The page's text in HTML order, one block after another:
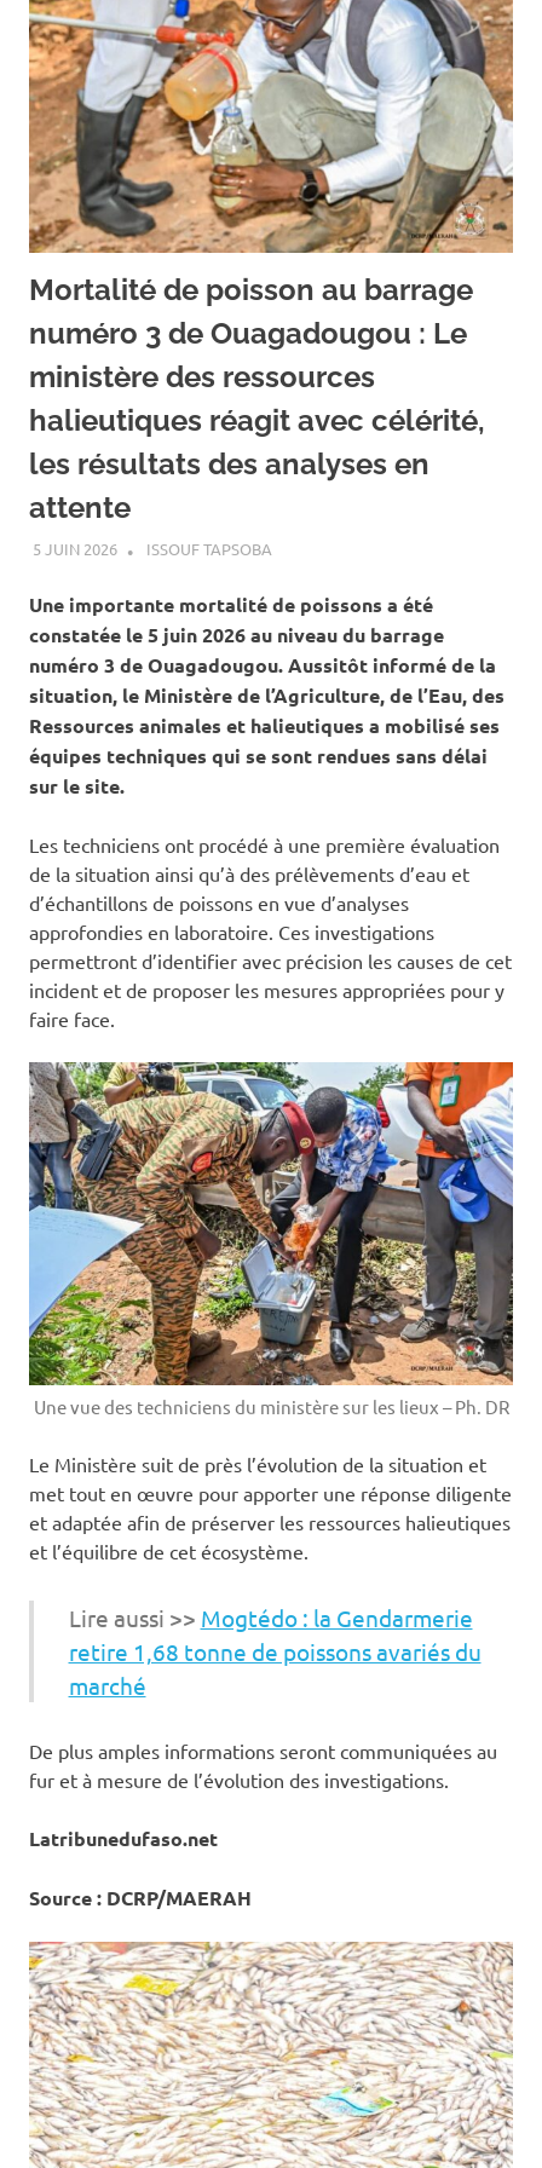
Mortalité de poisson au barrage
numéro 3 de Ouagadougou : Le
ministère des ressources
halieutiques réagit avec célérité,
les résultats des analyses en
attente
5 JUIN 2026 ISSOUF TAPSOBA
Une importante mortalité de poissons a été
constatée le 5 juin 2026 au niveau du barrage
numéro 3 de Ouagadougou. Aussitôt informé de la
situation, le Ministère de l’Agriculture, de l’Eau, des
Ressources animales et halieutiques a mobilisé ses
équipes techniques qui se sont rendues sans délai
sur le site.
Les techniciens ont procédé à une première évaluation
de la situation ainsi qu’à des prélèvements d’eau et
d’échantillons de poissons en vue d’analyses
approfondies en laboratoire. Ces investigations
permettront d’identifier avec précision les causes de cet
incident et de proposer les mesures appropriées pour y
faire face.
Une vue des techniciens du ministère sur les lieux – Ph. DR
Le Ministère suit de près l’évolution de la situation et
met tout en œuvre pour apporter une réponse diligente
et adaptée afin de préserver les ressources halieutiques
et l’équilibre de cet écosystème.
Lire aussi >> Mogtédo : la Gendarmerie
retire 1,68 tonne de poissons avariés du
marché
De plus amples informations seront communiquées au
fur et à mesure de l’évolution des investigations.
Latribunedufaso.net
Source : DCRP/MAERAH